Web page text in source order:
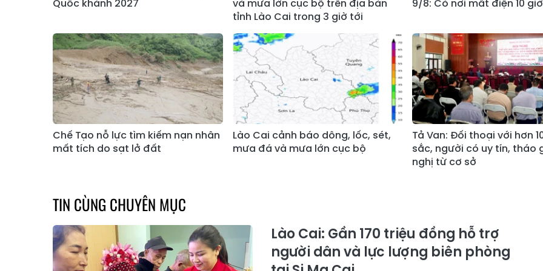
Quốc khánh 2027
và mưa lớn cục bộ trên địa bàn
tỉnh Lào Cai trong 3 giờ tới
9/8: Có nơi mất điện 10 giờ
Chế Tạo nỗ lực tìm kiếm nạn nhân
mất tích do sạt lở đất
Lào Cai cảnh báo dông, lốc, sét,
mưa đá và mưa lớn cục bộ
Tả Van: Đối thoại với hơn
sắc, người có uy tín, tháo
nghị từ cơ sở
TIN CÙNG CHUYÊN MỤC
Lào Cai: Gần 170 triệu đồng hỗ trợ
người dân và lực lượng biên phòng